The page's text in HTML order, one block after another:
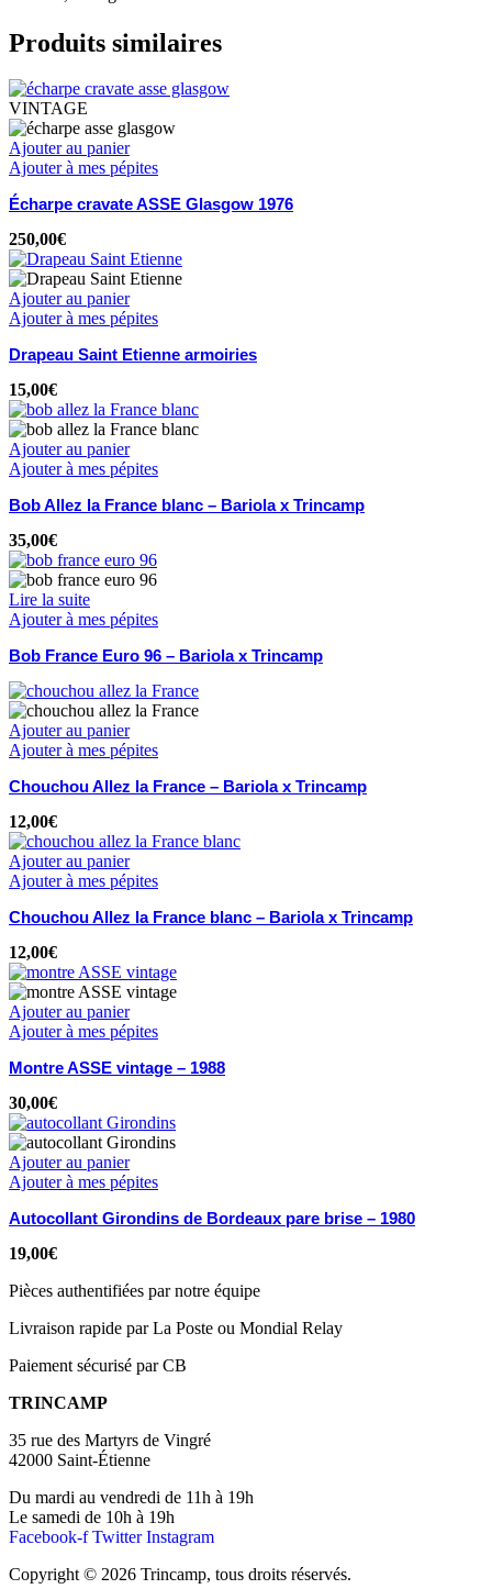
Produits similaires
VINTAGE
Ajouter au panier
Ajouter à mes pépites
Écharpe cravate ASSE Glasgow 1976
250,00€
Ajouter au panier
Ajouter à mes pépites
Drapeau Saint Etienne armoiries
15,00€
Ajouter au panier
Ajouter à mes pépites
Bob Allez la France blanc – Bariola x Trincamp
35,00€
Lire la suite
Ajouter à mes pépites
Bob France Euro 96 – Bariola x Trincamp
Ajouter au panier
Ajouter à mes pépites
Chouchou Allez la France – Bariola x Trincamp
12,00€
Ajouter au panier
Ajouter à mes pépites
Chouchou Allez la France blanc – Bariola x Trincamp
12,00€
Ajouter au panier
Ajouter à mes pépites
Montre ASSE vintage – 1988
30,00€
Ajouter au panier
Ajouter à mes pépites
Autocollant Girondins de Bordeaux pare brise – 1980
19,00€
Pièces authentifiées par notre équipe
Livraison rapide par La Poste ou Mondial Relay
Paiement sécurisé par CB
TRINCAMP
35 rue des Martyrs de Vingré
42000 Saint-Étienne
Du mardi au vendredi de 11h à 19h
Le samedi de 10h à 19h
Facebook-f Twitter Instagram
Copyright © 2026 Trincamp, tous droits réservés.